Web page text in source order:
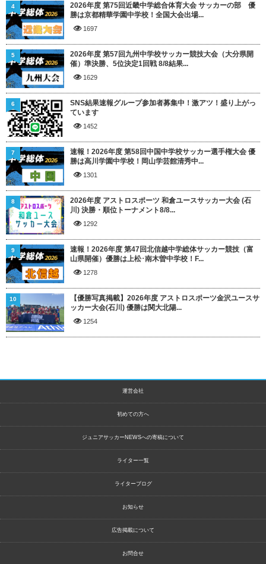
2026年度 第75回近畿中学総合体育大会 サッカーの部 優
勝は京都精華学園中学校！全国大会出場...
1697
4
2026年度 第57回九州中学校サッカー競技大会（大分県開
催）準決勝、5位決定1回戦 8/8結果...
1629
5
SNS結果速報グループ参加者募集中！激アツ！盛り上がっ
ています
1452
6
速報！2026年度 第58回中国中学校サッカー選手権大会 優
勝は高川学園中学校！岡山学芸館清秀中...
1301
7
2026年度 アストロスポーツ 和倉ユースサッカー大会 (石
川) 決勝・順位トーナメント8/8...
1292
8
速報！2026年度 第47回北信越中学総体サッカー競技（富
山県開催）優勝は上松･南木曽中学校！F...
1278
9
【優勝写真掲載】2026年度 アストロスポーツ金沢ユースサ
ッカー大会(石川) 優勝は関大北陽...
1254
10
運営会社
初めての方へ
ジュニアサッカーNEWSへの寄稿について
ライター一覧
ライターブログ
お知らせ
広告掲載について
お問合せ